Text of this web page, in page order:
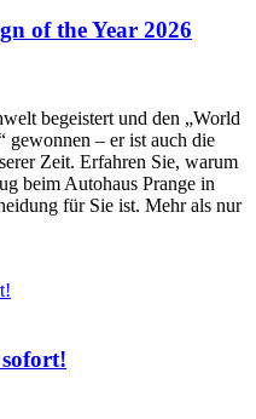
of the Year 2026
begeistert und den „World
gewonnen – er ist auch die
Zeit. Erfahren Sie, warum
beim Autohaus Prange in
für Sie ist. Mehr als nur